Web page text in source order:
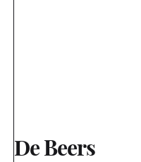
De Beers